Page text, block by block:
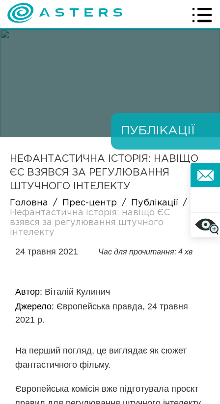
ПУБЛІКАЦІЇ
НЕФАНТАСТИЧНА ІСТОРІЯ: НАВІЩО
ЄС ВЗЯВСЯ ЗА РЕГУЛЮВАННЯ
ШТУЧНОГО ІНТЕЛЕКТУ
Головна / Прес-центр / Публікації
/
Нефантастична історія: навіщо ЄС
взявся за регулювання штучного
інтелекту
24 травня 2021 Час для прочитання: 4 хв
Автор: Віталій Кулинич
Джерело: Європейська правда, 24 травня
2021 р.
На перший погляд, це виглядає як сюжет
фантастичного фільму.
Європейська комісія вже підготувала проєкт